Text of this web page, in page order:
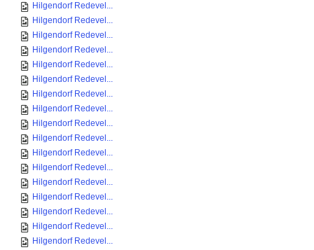
Hilgendorf Redevel...
Hilgendorf Redevel...
Hilgendorf Redevel...
Hilgendorf Redevel...
Hilgendorf Redevel...
Hilgendorf Redevel...
Hilgendorf Redevel...
Hilgendorf Redevel...
Hilgendorf Redevel...
Hilgendorf Redevel...
Hilgendorf Redevel...
Hilgendorf Redevel...
Hilgendorf Redevel...
Hilgendorf Redevel...
Hilgendorf Redevel...
Hilgendorf Redevel...
Hilgendorf Redevel...